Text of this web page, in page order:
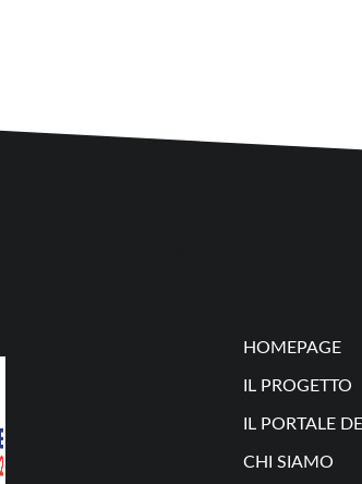
HOMEPAGE
IL PROGETTO
IL PORTALE
CHI SIAMO